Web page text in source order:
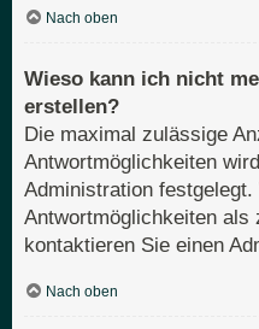
Nach oben
Wieso kann ich nicht
erstellen?
Die maximal zulässige
Antwortmöglichkeiten
Administration
Antwortmöglichkeiten als
kontaktieren Sie einen
Nach oben